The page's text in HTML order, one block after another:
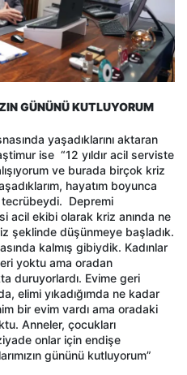
GÜNÜNÜ KUTLUYORUM
yaşadıklarını aktaran
ise “12 yıldır acil serviste
ve burada birçok kriz
hayatım boyunca
tecrübeydi. Depremi
acil ekibi olarak kriz anında ne
şeklinde düşünmeye başladık.
kalmış gibiydik. Kadınlar
yoktu ama oradan
duruyorlardı. Evime geri
elimi yıkadığımda ne kadar
bir evim vardı ama oradaki
Anneler, çocukları
onlar için endişe
gününü kutluyorum”